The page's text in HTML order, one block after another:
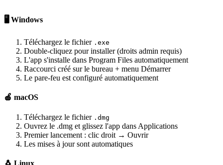
🖥️ Windows
Téléchargez le fichier .exe
Double-cliquez pour installer (droits admin requis)
L'app s'installe dans Program Files automatiquement
Raccourci créé sur le bureau + menu Démarrer
Le pare-feu est configuré automatiquement
🍎 macOS
Téléchargez le fichier .dmg
Ouvrez le .dmg et glissez l'app dans Applications
Premier lancement : clic droit → Ouvrir
Les mises à jour sont automatiques
🐧 Linux